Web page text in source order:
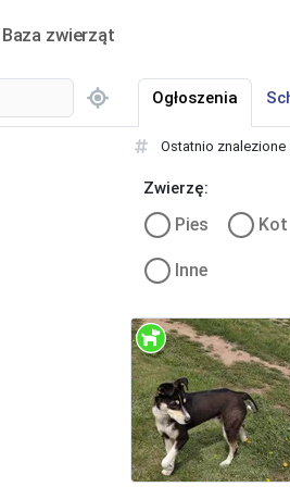
Ostatnio znalezione
Zwierzę:
Pies Kot
Inne
Ogłoszenia
Baza zwierząt